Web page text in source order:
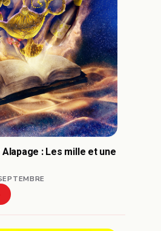
: Les mille et une